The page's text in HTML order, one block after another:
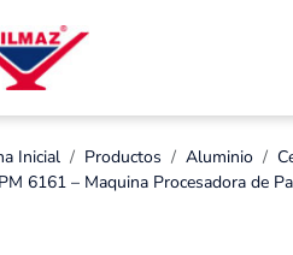
Inicial Productos Aluminio
6161 – Maquina Procesadora de